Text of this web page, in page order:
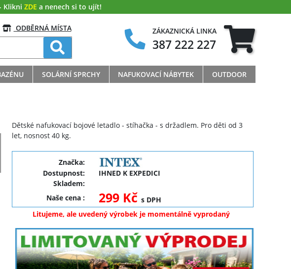
Klikni ZDE a nenech si to ujít!
ODBĚRNÁ MÍSTA ZÁKAZNICKÁ LINKA
387 222 227
SOLÁRNÍ SPRCHY NAFUKOVACÍ NÁBYTEK OUTDOOR
Dětské nafukovací bojové letadlo - stíhačka - s držadlem. Pro děti od 3
let, nosnost 40 kg.
Značka:
Dostupnost:
IHNED K EXPEDICI
Skladem:
Naše cena: 299 Kčs DPH
Litujeme, ale uvedený výrobek je momentálně vyprodaný